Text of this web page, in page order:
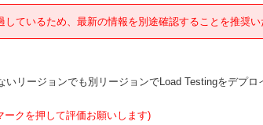
ているため、最新の情報を別途確認することを推奨い
リージョンでも別リージョンでLoad Testingをデプロ
クを押して評価お願いします)